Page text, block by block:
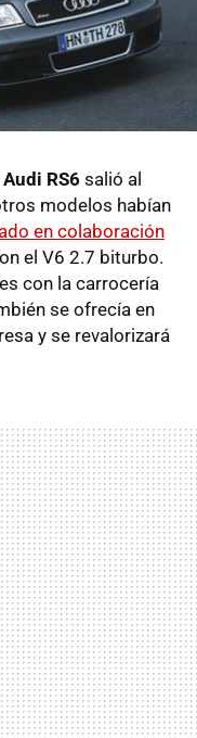
Audi RS6 salió al
modelos habían
en colaboración
el V6 2.7 biturbo.
con la carrocería
se ofrecía en
y se revalorizará